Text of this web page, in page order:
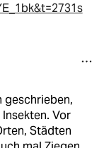
geschrieben,
Vor
Städten